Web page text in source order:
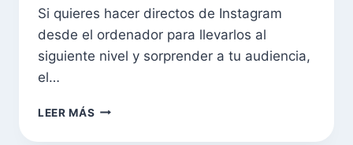
Si quieres hacer directos de Instagram
desde el ordenador para llevarlos al
siguiente nivel y sorprender a tu audiencia,
el…
LEER MÁS